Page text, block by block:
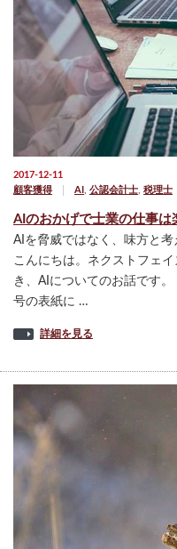
2017-12-11
顧客獲得
AI , 公認会計士, 税理士
AIのおかげで士業の仕事は
AIを脅威ではなく、味方と考
こんにちは。ネクストフェ
き、AIについてのお話です
号の表紙に …
詳細を見る